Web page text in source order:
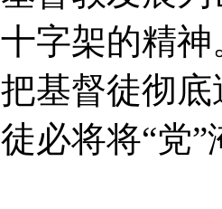
字架的精
基督徒彻
必将将“党”